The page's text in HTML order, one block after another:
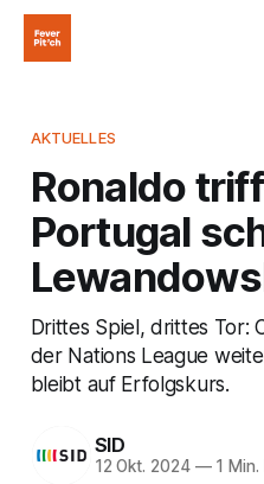
AKTUELLES
Ronaldo
Portugal
Drittes Spiel, drittes Tor:
der Nations League
bleibt auf Erfolgskurs.
SID
12 Okt. 2024 —1 Min.